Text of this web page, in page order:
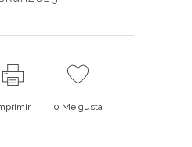
0 Me gusta